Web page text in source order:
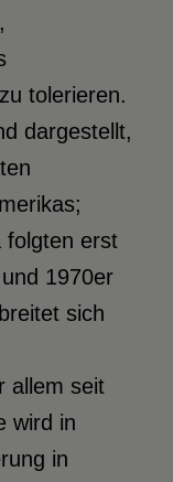
tolerieren.
dargestellt,
folgten erst
1970er
sich
allem seit
wird in
in